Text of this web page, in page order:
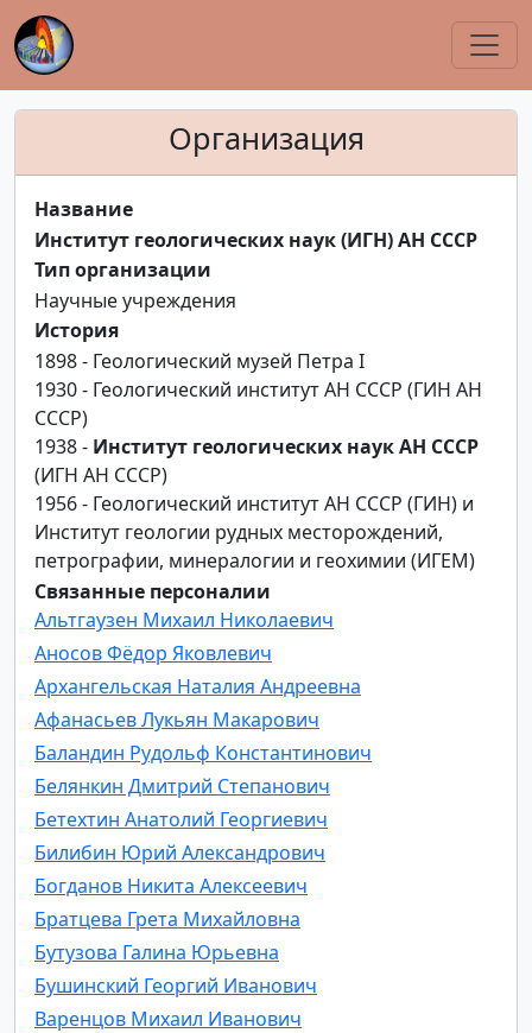
Организация
Название
Институт геологических наук (ИГН) АН СССР
Тип организации
Научные учреждения
История
1898 - Геологический музей Петра I
1930 - Геологический институт АН СССР (ГИН АН
СССР)
1938 - Институт геологических наук АН СССР
(ИГН АН СССР)
1956 - Геологический институт АН СССР (ГИН) и
Институт геологии рудных месторождений,
петрографии, минералогии и геохимии (ИГЕМ)
Связанные персоналии
Альтгаузен Михаил Николаевич
Аносов Фёдор Яковлевич
Архангельская Наталия Андреевна
Афанасьев Лукьян Макарович
Баландин Рудольф Константинович
Белянкин Дмитрий Степанович
Бетехтин Анатолий Георгиевич
Билибин Юрий Александрович
Богданов Никита Алексеевич
Братцева Грета Михайловна
Бутузова Галина Юрьевна
Бушинский Георгий Иванович
Варенцов Михаил Иванович